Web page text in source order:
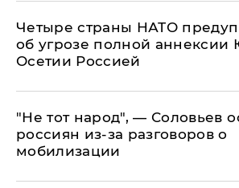
Четыре страны НАТО
об угрозе полной
Осетии Россией
​"Не тот народ", — Соловьев
россиян из-за разговоров о
мобилизации